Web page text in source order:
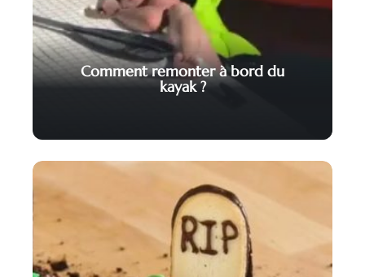
Comment remonter à bord du
kayak ?